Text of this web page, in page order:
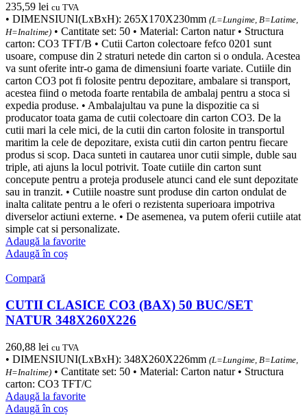
235,59 lei cu TVA
• DIMENSIUNI(LxBxH): 265X170X230mm (L=Lungime, B=Latime,
H=Inaltime) • Cantitate set: 50 • Material: Carton natur • Structura
carton: CO3 TFT/B • Cutii Carton colectoare fefco 0201 sunt
usoare, compuse din 2 straturi netede din carton si o ondula. Acestea
va sunt oferite intr-o gama de dimensiuni foarte variate. Cutiile din
carton CO3 pot fi folosite pentru depozitare, ambalare si transport,
acestea fiind o metoda foarte rentabila de ambalaj pentru a stoca si
expedia produse. • Ambalajultau va pune la dispozitie ca si
producator toata gama de cutii colectoare din carton CO3. De la
cutii mari la cele mici, de la cutii din carton folosite in transportul
maritim la cele de depozitare, exista cutii din carton pentru fiecare
produs si scop. Daca sunteti in cautarea unor cutii simple, duble sau
triple, ati ajuns la locul potrivit. Toate cutiile din carton sunt
concepute pentru a proteja produsele atunci cand ele sunt depozitate
sau in tranzit. • Cutiile noastre sunt produse din carton ondulat de
inalta calitate pentru a le oferi o rezistenta superioara impotriva
diverselor actiuni externe. • De asemenea, va putem oferii cutiile atat
simple cat si personalizate.
Adaugă la favorite
Adaugă în coș
Compară
CUTII CLASICE CO3 (BAX) 50 BUC/SET
NATUR 348X260X226
260,88 lei cu TVA
• DIMENSIUNI(LxBxH): 348X260X226mm (L=Lungime, B=Latime,
H=Inaltime) • Cantitate set: 50 • Material: Carton natur • Structura
carton: CO3 TFT/C
Adaugă la favorite
Adaugă în coș